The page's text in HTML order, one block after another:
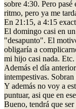
sobre 4:30. Pero
ritmo, pero ya me
En 21:15, a 4:15
El domingo casi en
"desapunto". El
obligaría a
mi hijo casi nada. Etc.
Además el día
intempestivas. Sobran
Y además no voy a
puntuar, asi que en
Bueno, tendrá que